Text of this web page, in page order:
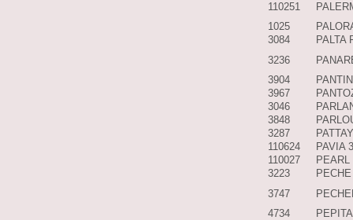
110251
1025
3084
PALTA
3236
3904
PANTIN
3967
3046
3848
3287
110624
PAVIA
110027
PEARL
3223
PECHE
3747
4734